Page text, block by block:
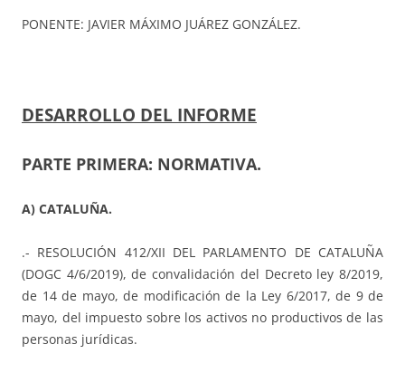
PONENTE: JAVIER MÁXIMO JUÁREZ GONZÁLEZ.
DESARROLLO DEL INFORME
PARTE PRIMERA: NORMATIVA.
A) CATALUÑA.
.- RESOLUCIÓN 412/XII DEL PARLAMENTO DE CATALUÑA
(DOGC 4/6/2019), de convalidación del Decreto ley 8/2019,
de 14 de mayo, de modificación de la Ley 6/2017, de 9 de
mayo, del impuesto sobre los activos no productivos de las
personas jurídicas.